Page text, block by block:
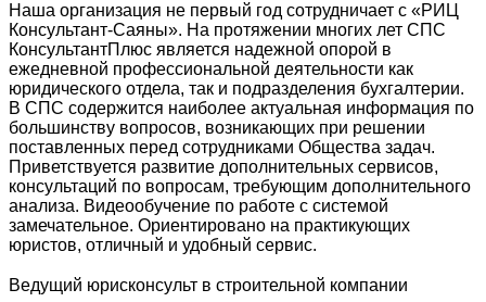
Наша организация не первый год сотрудничает с «РИЦ
Консультант-Саяны». На протяжении многих лет СПС
КонсультантПлюс является надежной опорой в
ежедневной профессиональной деятельности как
юридического отдела, так и подразделения бухгалтерии.
В СПС содержится наиболее актуальная информация по
большинству вопросов, возникающих при решении
поставленных перед сотрудниками Общества задач.
Приветствуется развитие дополнительных сервисов,
консультаций по вопросам, требующим дополнительного
анализа. Видеообучение по работе с системой
замечательное. Ориентировано на практикующих
юристов, отличный и удобный сервис.
Ведущий юрисконсульт в строительной компании